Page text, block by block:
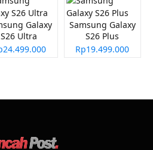
Galaxy
S26 Ultra
Samsung Galaxy
S26 Plus
Rp19.499.000